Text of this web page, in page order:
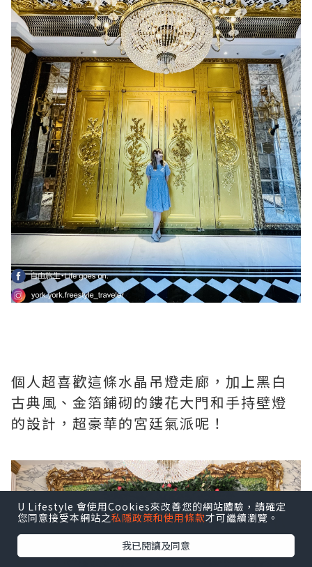
個人超喜歡這條水晶吊燈走廊，加上黑白
古典風、金箔鋪砌的鏤花大門和手持壁燈
的設計，超豪華的宮廷氣派呢！
U Lifestyle 會使用Cookies來改善您的網站體驗，請確定
您同意接受本網站之私隱政策和使用條款才可繼續瀏覽。
我已閱讀及同意